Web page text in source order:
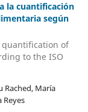
la cuantificación
según
of
to the ISO
Rached, María
Reyes